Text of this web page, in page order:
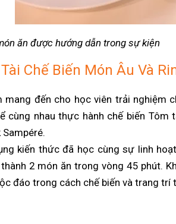
ăn được hướng dẫn trong sự kiện
Chế Biến Món Âu Và
mang đến cho học viên trải nghiệm
cùng nhau thực hành chế biến
Sampéré.
kiến thức đã học cùng sự linh
2 món ăn trong vòng 45 phút.
đáo trong cách chế biến và trang trí